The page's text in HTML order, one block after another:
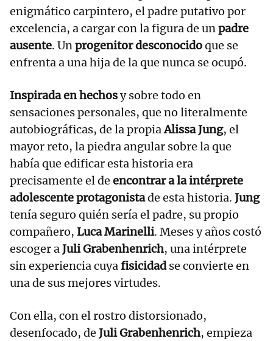
enigmático carpintero, el padre putativo por
excelencia, a cargar con la figura de unpadre
ausente. Unprogenitor desconocidoque se
enfrenta a una hija de la que nunca se ocupó.
Inspirada en hechosy sobre todo en
sensaciones personales, que no literalmente
autobiográficas, de la propiaAlissa Jung, el
mayor reto, la piedra angular sobre la que
había que edificar esta historia era
precisamente el de encontrar a la intérprete
adolescente protagonistade esta historia. Jung
tenía seguro quién sería el padre, su propio
compañero, Luca Marinelli. Meses y años costó
escoger aJuli Grabenhenrich, una intérprete
sin experiencia cuyafisicidadse convierte en
una de sus mejores virtudes.
Con ella, con el rostro distorsionado,
desenfocado, de Juli Grabenhenrich, empieza